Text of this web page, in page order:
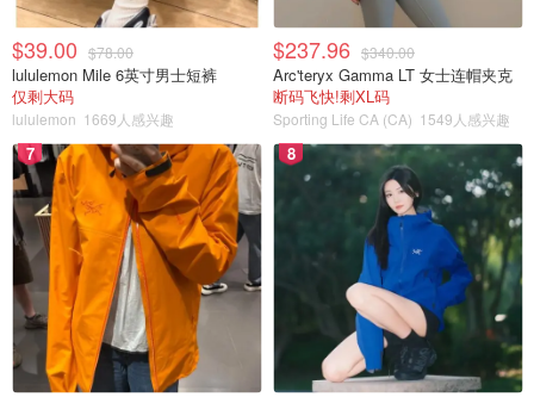
$39.00 $78.00
lululemon Mile 6英寸男士短裤
仅剩大码
lululemon 1669人感兴趣
$237.96 $340.00
Arc'teryx Gamma LT 女士连帽夹克
断码飞快!剩XL码
Sporting Life CA (CA) 1549人感兴趣
7 8